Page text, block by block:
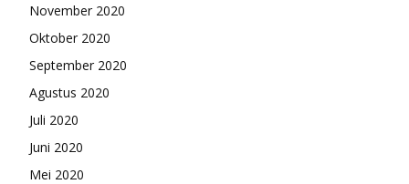
November 2020
Oktober 2020
September 2020
Agustus 2020
Juli 2020
Juni 2020
Mei 2020